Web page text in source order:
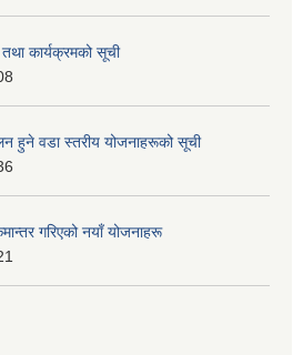
कार्यक्रमको सूची
हुने वडा स्तरीय योजनाहरूको सूची
गरिएको नयाँ योजनाहरू